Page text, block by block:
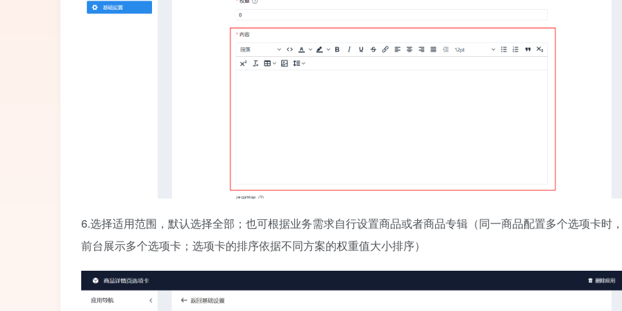
6.选择适用范围，默认选择全部；也可根据业务需求自行设置商品或者商品专辑（同一商品配置多个选项卡时
前台展示多个选项卡；选项卡的排序依据不同方案的权重值大小排序）